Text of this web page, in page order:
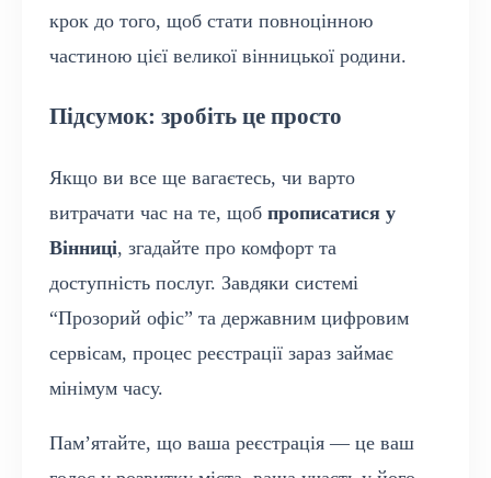
крок до того, щоб стати повноцінною
частиною цієї великої вінницької родини.
Підсумок: зробіть це просто
Якщо ви все ще вагаєтесь, чи варто
витрачати час на те, щоб прописатися у
Вінниці, згадайте про комфорт та
доступність послуг. Завдяки системі
“Прозорий офіс” та державним цифровим
сервісам, процес реєстрації зараз займає
мінімум часу.
Пам’ятайте, що ваша реєстрація — це ваш